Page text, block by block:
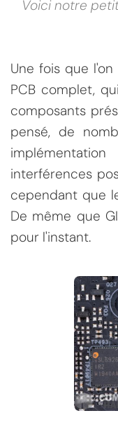
Voici notre
Une fois que
PCB complet,
composants
pensé, de
interférences
cependant que
De même que
pour l'instant.